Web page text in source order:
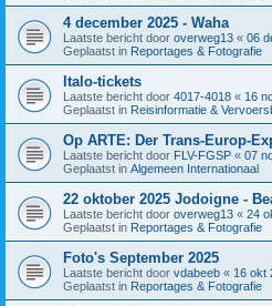
4 december 2025 - Waha
Laatste bericht door overweg13 « 06
Geplaatst in Reportages & Fotografie
Italo-tickets
Laatste bericht door 4017-4018 « 16
Geplaatst in Reisinformatie &
Op ARTE: Der Trans-Europ-
Laatste bericht door FLV-FGSP « 07
Geplaatst in Algemeen Internationaal
22 oktober 2025 Jodoigne -
Laatste bericht door overweg13 « 24
Geplaatst in Reportages & Fotografie
Foto's September 2025
Laatste bericht door vdabeeb « 16 okt
Geplaatst in Reportages & Fotografie